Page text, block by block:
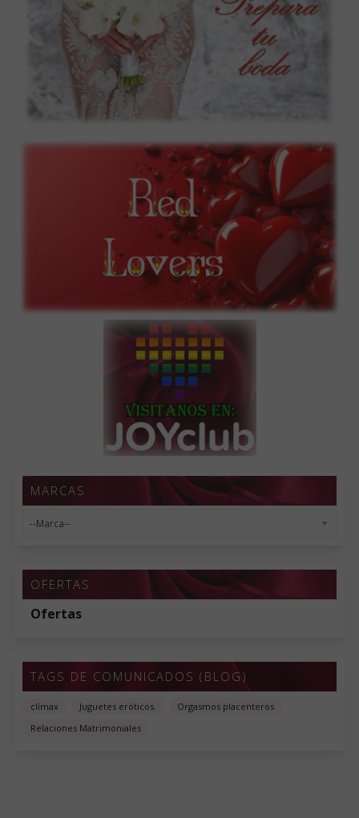
MARCAS
OFERTAS
Ofertas
TAGS DE COMUNICADOS (BLOG)
clímax Juguetes eróticos.
Orgasmos placenteros
Relaciones Matrimoniales